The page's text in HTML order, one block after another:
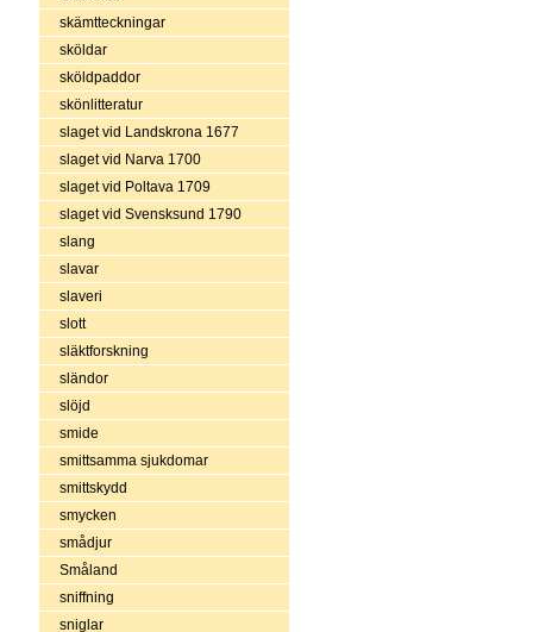
skämtteckningar
sköldar
sköldpaddor
skönlitteratur
slaget vid Landskrona 1677
slaget vid Narva 1700
slaget vid Poltava 1709
slaget vid Svensksund 1790
slang
slavar
slaveri
slott
släktforskning
sländor
slöjd
smide
smittsamma sjukdomar
smittskydd
smycken
smådjur
Småland
sniffning
sniglar